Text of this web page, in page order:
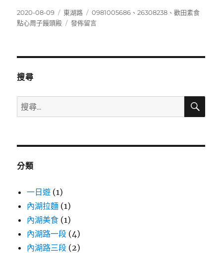
發
佈
2020-08-09
分
類
東湖路
標
籤
0981005686 、26308238 、歡田素食
點心周子饅頭殿
在
發佈留言
搜尋
搜
尋
鍵
搜
分類
一日遊 (1)
內湖拉麵 (1)
內湖美食 (1)
內湖路一段 (4)
內湖路三段 (2)